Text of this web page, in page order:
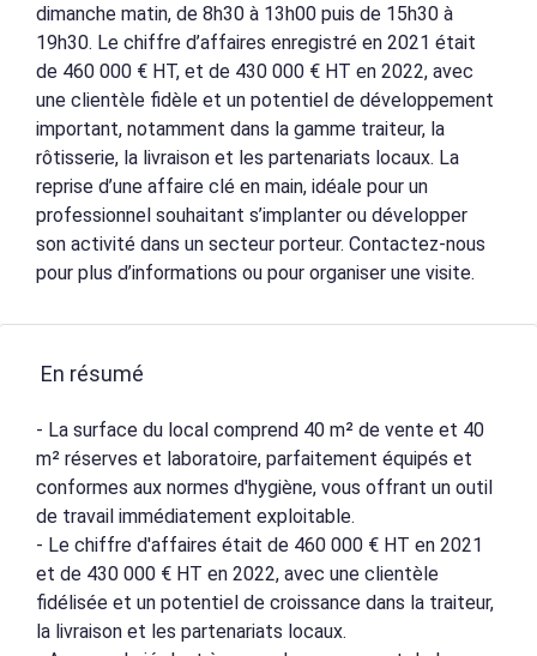
dimanche matin, de 8h30 à 13h00 puis de 15h30 à
19h30. Le chiffre d’affaires enregistré en 2021 était
de 460 000 € HT, et de 430 000 € HT en 2022, avec
une clientèle fidèle et un potentiel de développement
important, notamment dans la gamme traiteur, la
rôtisserie, la livraison et les partenariats locaux. La
reprise d’une affaire clé en main, idéale pour un
professionnel souhaitant s’implanter ou développer
son activité dans un secteur porteur. Contactez-nous
pour plus d’informations ou pour organiser une visite.
En résumé
- La surface du local comprend 40 m² de vente et 40
m² réserves et laboratoire, parfaitement équipés et
conformes aux normes d'hygiène, vous offrant un outil
de travail immédiatement exploitable.
- Le chiffre d'affaires était de 460 000 € HT en 2021
et de 430 000 € HT en 2022, avec une clientèle
fidélisée et un potentiel de croissance dans la traiteur,
la livraison et les partenariats locaux.